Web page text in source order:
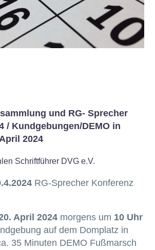
und RG- Sprecher
/ Kundgebungen/DEMO in
2024
Schriftführer DVG e.V.
RG-Sprecher Konferenz
April 2024 morgens um 10 Uhr
auf dem Domplatz in
35 Minuten DEMO Fußmarsch